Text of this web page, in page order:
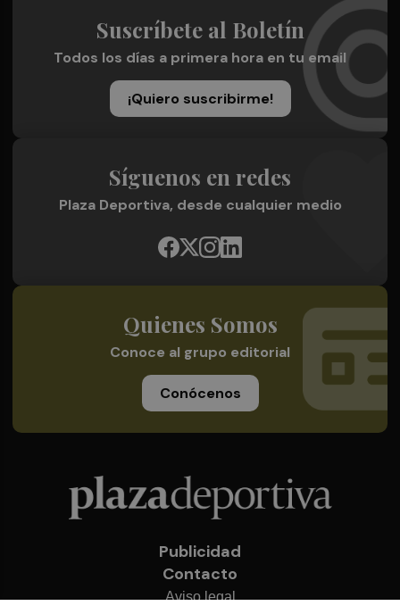
Suscríbete al Boletín
Todos los días a primera hora en tu email
¡Quiero suscribirme!
Síguenos en redes
Plaza Deportiva, desde cualquier medio
Quienes Somos
Conoce al grupo editorial
Conócenos
Publicidad
Contacto
Aviso legal